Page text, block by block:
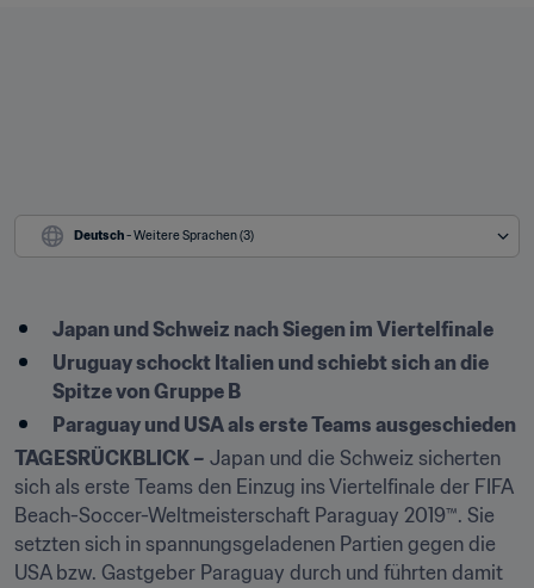
Deutsch - Weitere Sprachen (3)
Japan und Schweiz nach Siegen im Viertelfinale
Uruguay schockt Italien und schiebt sich an die
Spitze von Gruppe B
Paraguay und USA als erste Teams ausgeschieden
TAGESRÜCKBLICK – Japan und die Schweiz sicherten
sich als erste Teams den Einzug ins Viertelfinale der FIFA
Beach-Soccer-Weltmeisterschaft Paraguay 2019™. Sie
setzten sich in spannungsgeladenen Partien gegen die
USA bzw. Gastgeber Paraguay durch und führten damit